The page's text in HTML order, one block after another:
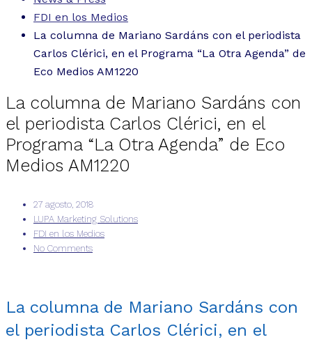
FDI en los Medios
La columna de Mariano Sardáns con el periodista
Carlos Clérici, en el Programa “La Otra Agenda” de
Eco Medios AM1220
La columna de Mariano Sardáns con
el periodista Carlos Clérici, en el
Programa “La Otra Agenda” de Eco
Medios AM1220
27 agosto, 2018
LUPA Marketing Solutions
FDI en los Medios
No Comments
La columna de Mariano Sardáns con
el periodista Carlos Clérici, en el